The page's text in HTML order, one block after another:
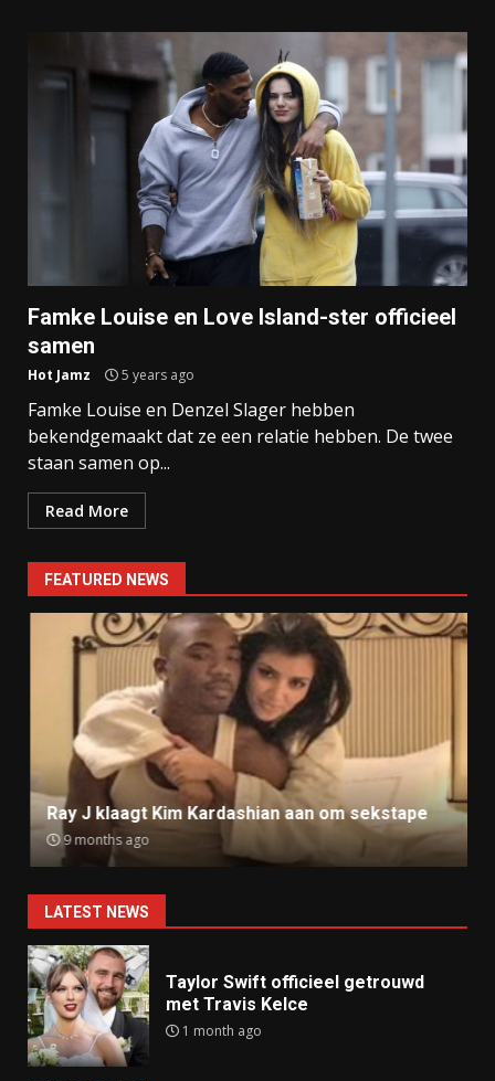
Famke Louise en Love Island-ster officieel
samen
Hot Jamz 5 years ago
Famke Louise en Denzel Slager hebben
bekendgemaakt dat ze een relatie hebben. De twee
staan samen op...
Read More
FEATURED NEWS
Ray J klaagt Kim Kardashian aan om sekstape
9 months ago
LATEST NEWS
Taylor Swift officieel getrouwd
met Travis Kelce
1 month ago